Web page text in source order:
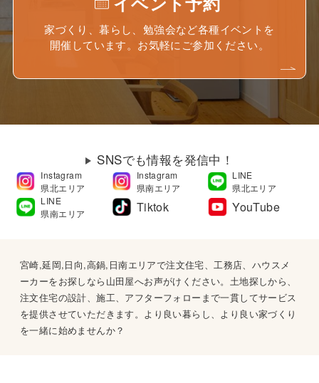
家づくり、暮らし、勉強会など各種イベントを
開催しています。お気軽にご参加ください。
SNSでも情報を発信中！
Instagram
県北エリア
Instagram
県南エリア
LINE
県北エリア
LINE
県南エリア
Tiktok YouTube
宮崎,延岡,日向,高鍋,日南エリアで注文住宅、工務店、ハウスメ
ーカーをお探しなら山田屋へお声がけください。土地探しから、
注文住宅の設計、施工、アフターフォローまで一貫してサービス
を提供させていただきます。より良い暮らし、より良い家づくり
を一緒に始めませんか？